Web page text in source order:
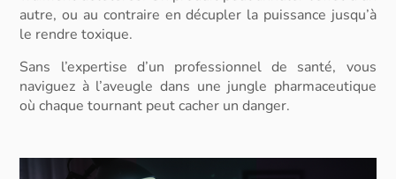
autre, ou au contraire en décupler la puissance jusqu’à
le rendre toxique.
Sans l’expertise d’un professionnel de santé, vous
naviguez à l’aveugle dans une jungle pharmaceutique
où chaque tournant peut cacher un danger.